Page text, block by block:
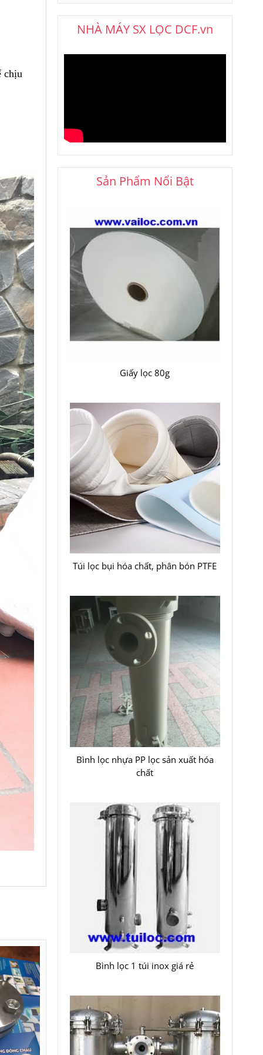
chịu
NHÀ MÁY SX LỌC DCF.vn
Sản Phẩm Nổi Bật
Giấy lọc 80g
Túi lọc bụi hóa chất, phân bón PTFE
Bình lọc nhựa PP lọc sản xuất hóa
chất
Bình lọc 1 túi inox giá rẻ